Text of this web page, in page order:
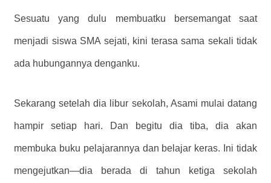
Sesuatu yang dulu membuatku bersemangat saat
menjadi siswa SMA sejati, kini terasa sama sekali tidak
ada hubungannya denganku.
Sekarang setelah dia libur sekolah, Asami mulai datang
hampir setiap hari. Dan begitu dia tiba, dia akan
membuka buku pelajarannya dan belajar keras. Ini tidak
mengejutkan—dia berada di tahun ketiga sekolah